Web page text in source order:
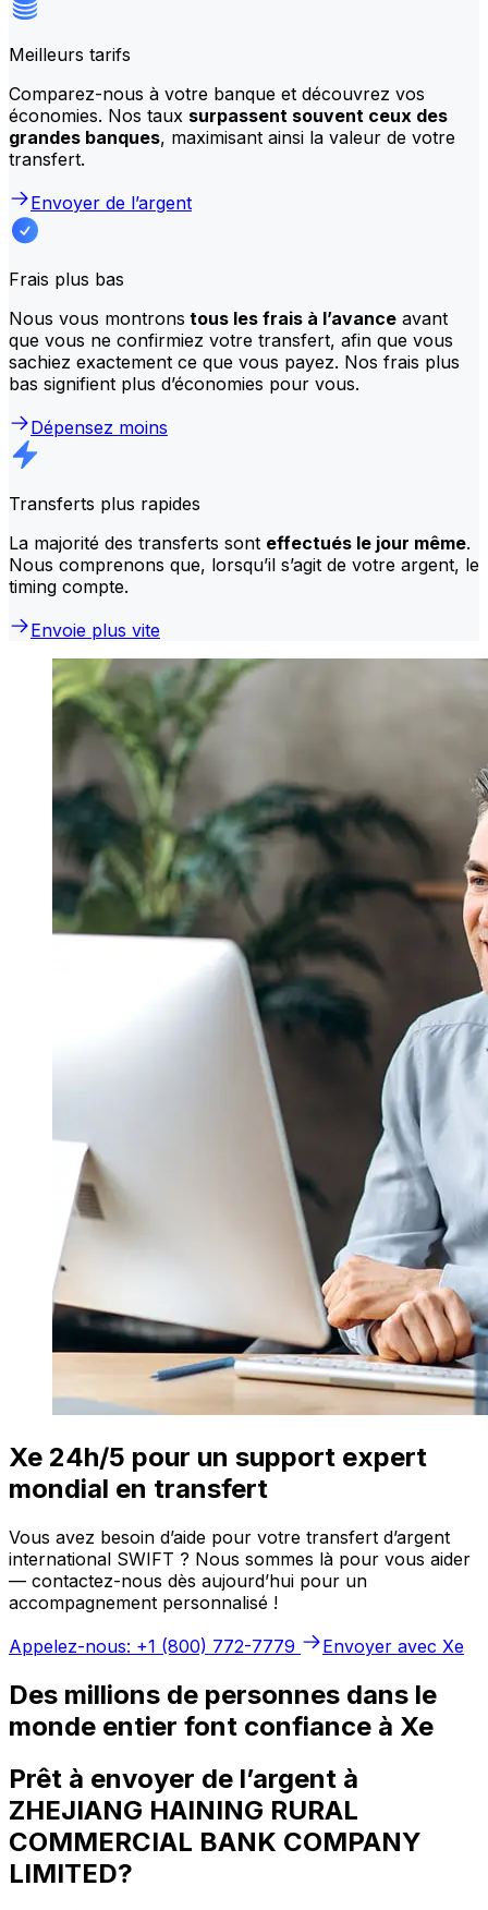
Meilleurs tarifs
Comparez-nous à votre banque et découvrez vos
économies. Nos taux surpassent souvent ceux des
grandes banques, maximisant ainsi la valeur de votre
transfert.
Envoyer de l’argent
Frais plus bas
Nous vous montrons tous les frais à l’avance avant
que vous ne confirmiez votre transfert, afin que vous
sachiez exactement ce que vous payez. Nos frais plus
bas signifient plus d’économies pour vous.
Dépensez moins
Transferts plus rapides
La majorité des transferts sont effectués le jour même.
Nous comprenons que, lorsqu’il s’agit de votre argent, le
timing compte.
Envoie plus vite
Xe 24h/5 pour un support expert
mondial en transfert
Vous avez besoin d’aide pour votre transfert d’argent
international SWIFT ? Nous sommes là pour vous aider
— contactez-nous dès aujourd’hui pour un
accompagnement personnalisé !
Appelez-nous: +1 (800) 772-7779
Envoyer avec Xe
Des millions de personnes dans le
monde entier font confiance à Xe
Prêt à envoyer de l’argent à
ZHEJIANG HAINING RURAL
COMMERCIAL BANK COMPANY
LIMITED?